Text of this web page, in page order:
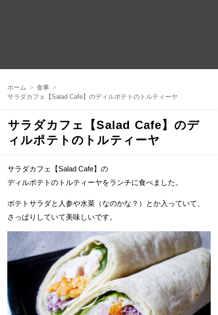
ホーム
食事
サラダカフェ【Salad Cafe】のディルポテトのトルティーヤ
サラダカフェ【Salad Cafe】のデ
ィルポテトのトルティーヤ
サラダカフェ【Salad Cafe】の
ディルポテトのトルティーヤをランチに食べました。
ポテトサラダと人参や水菜（なのかな？）とか入っていて、
さっぱりしていて美味しいです。